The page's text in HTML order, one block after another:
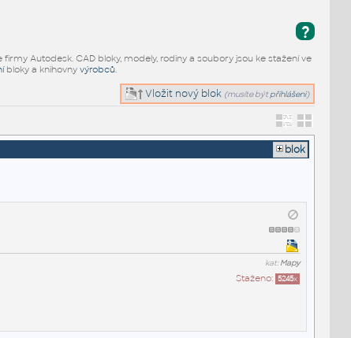
?
firmy Autodesk. CAD bloky, modely, rodiny a soubory jsou ke stažení ve
bloky a knihovny výrobců.
Vložit nový blok (musíte být přihlášeni)
blok
kat:Mapy
Staženo: 5245x